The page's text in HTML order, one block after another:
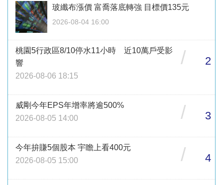
玻纖布漲價 富喬落底轉強 目標價135元
2026-08-04 16:00
桃園5行政區8/10停水11小時 近10萬戶受影
響
2026-08-06 18:15
/ 2
威剛今年EPS年增率將逾500%
2026-08-05 14:00
/ 3
今年拚賺5個股本 宇瞻上看400元
2026-08-05 15:00
/ 4